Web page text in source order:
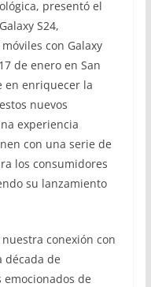
presentó el
S24,
con Galaxy
de enero en San
en enriquecer la
nuevos
experiencia
con una serie de
los consumidores
su lanzamiento
conexión con
década de
emocionados de